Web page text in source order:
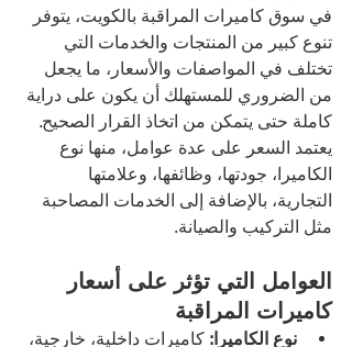
في سوق كاميرات المراقبة بالكويت، يتوفر
تنوع كبير من المنتجات والخدمات التي
تختلف في المواصفات والأسعار، ما يجعل
من الضروري للمستهلك أن يكون على دراية
كاملة حتى يتمكن من اتخاذ القرار الصحيح.
يعتمد السعر على عدة عوامل، منها نوع
الكاميرا، جودتها، وظائفها، وعلامتها
التجارية، بالإضافة إلى الخدمات المصاحبة
مثل التركيب والصيانة.
العوامل التي تؤثر على أسعار
كاميرات المراقبة
نوع الكاميرا: كاميرات داخلية، خارجية،